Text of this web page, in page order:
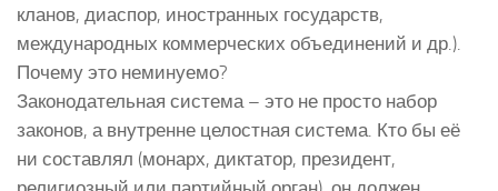
кланов, диаспор, иностранных государств,
международных коммерческих объединений и др.).
Почему это неминуемо?
Законодательная система – это не просто набор
законов, а внутренне целостная система. Кто бы её
ни составлял (монарх, диктатор, президент,